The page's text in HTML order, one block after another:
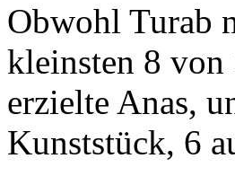
Obwohl Turab
kleinsten 8 von
erzielte Anas,
Kunststück, 6